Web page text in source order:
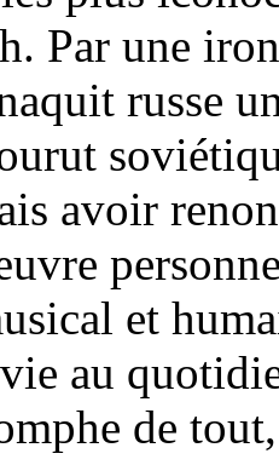
Par une
russe
avoir
et
au
de